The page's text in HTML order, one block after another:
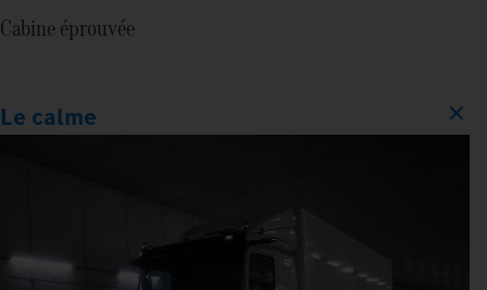
Cabine éprouvée
Le calme